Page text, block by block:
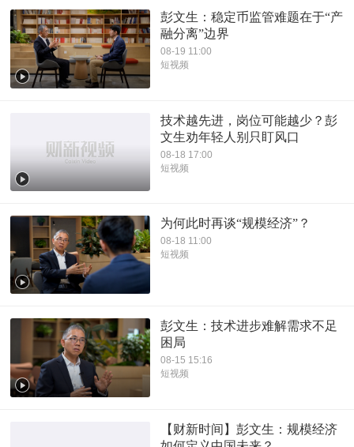
彭文生：稳定币监管难题在于“产
融分离”边界
08-19 11:00
短视频
技术越先进，岗位可能越少？彭
文生劝年轻人别只盯风口
08-18 17:00
短视频
为何此时再谈“规模经济”？
08-18 11:00
短视频
彭文生：技术进步难解需求不足
困局
08-15 15:16
短视频
【财新时间】彭文生：规模经济